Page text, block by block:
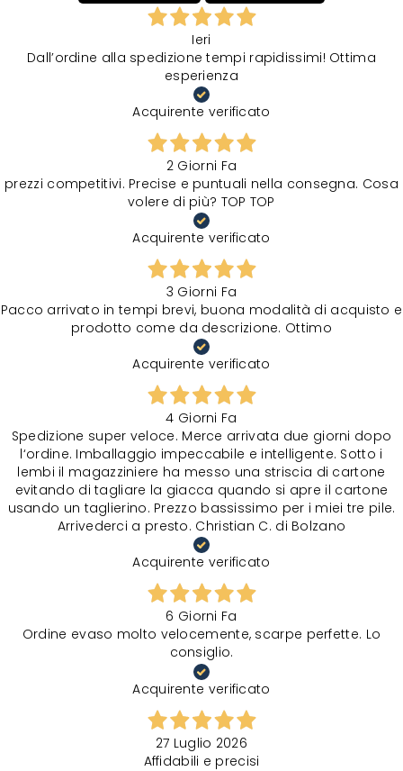
Ieri
Dall’ordine alla spedizione tempi rapidissimi! Ottima
esperienza
Acquirente verificato
2 Giorni Fa
prezzi competitivi. Precise e puntuali nella consegna. Cosa
volere di più? TOP TOP
Acquirente verificato
3 Giorni Fa
Pacco arrivato in tempi brevi, buona modalità di acquisto e
prodotto come da descrizione. Ottimo
Acquirente verificato
4 Giorni Fa
Spedizione super veloce. Merce arrivata due giorni dopo
l‘ordine. Imballaggio impeccabile e intelligente. Sotto i
lembi il magazziniere ha messo una striscia di cartone
evitando di tagliare la giacca quando si apre il cartone
usando un taglierino. Prezzo bassissimo per i miei tre pile.
Arrivederci a presto. Christian C. di Bolzano
Acquirente verificato
6 Giorni Fa
Ordine evaso molto velocemente, scarpe perfette. Lo
consiglio.
Acquirente verificato
27 Luglio 2026
Affidabili e precisi